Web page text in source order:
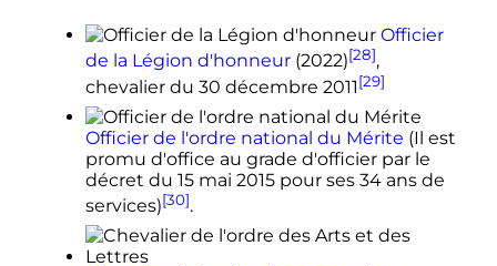
Officier
de la Légion d'honneur(2022)[28],
chevalier du 30 décembre 2011[29]
Officier de l'ordre national du Mérite (Il est
promu d'office au grade d'officier par le
décret du 15 mai 2015pour ses 34 ans de
services)[30].